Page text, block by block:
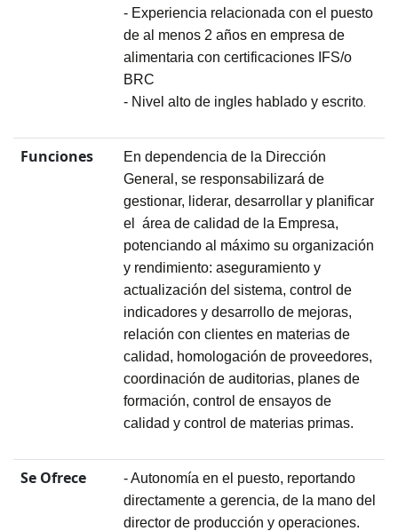
- Experiencia relacionada con el puesto
de al menos 2 años en empresa de
alimentaria con certificaciones IFS/o
BRC
- Nivel alto de ingles hablado y escrito.
Funciones
En dependencia de la Dirección
General, se responsabilizará de
gestionar, liderar, desarrollar y planificar
el área de calidad de la Empresa,
potenciando al máximo su organización
y rendimiento: aseguramiento y
actualización del sistema, control de
indicadores y desarrollo de mejoras,
relación con clientes en materias de
calidad, homologación de proveedores,
coordinación de auditorias, planes de
formación, control de ensayos de
calidad y control de materias primas.
Se Ofrece
- Autonomía en el puesto, reportando
directamente a gerencia, de la mano del
director de producción y operaciones.